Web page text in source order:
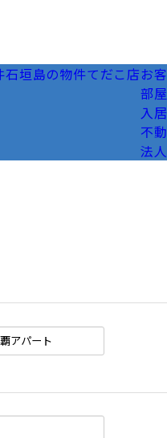
石垣島の物件てだこ店お
部
入
不
法